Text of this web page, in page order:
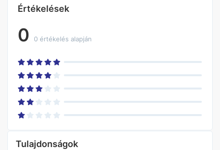
Értékelések
0 0 értékelés alapján
Tulajdonságok